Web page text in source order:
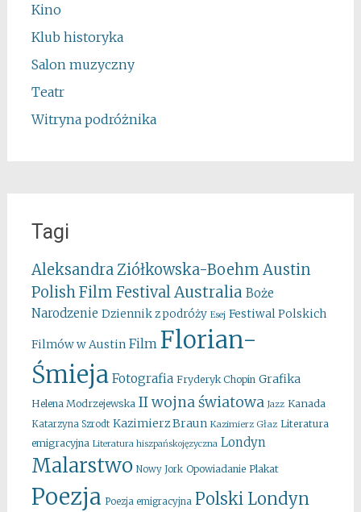
Kino
Klub historyka
Salon muzyczny
Teatr
Witryna podróżnika
Tagi
Aleksandra Ziółkowska-Boehm Austin
Polish Film FestivalAustralia Boże
Narodzenie Dziennik z podróży Esej Festiwal Polskich
Filmów w Austin Film Florian-
Śmieja Fotografia Fryderyk Chopin Grafika
Helena Modrzejewska II wojna światowa Jazz Kanada
Katarzyna Szrodt Kazimierz Braun Kazimierz Głaz Literatura
emigracyjna Literatura hiszpańskojęzyczna Londyn
Malarstwo Nowy Jork Opowiadanie Plakat
Poezja Poezja emigracyjna Polski Londyn